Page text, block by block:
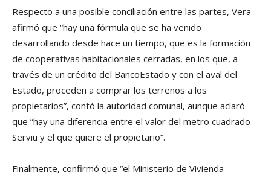
Respecto a una posible conciliación entre las partes, Vera
afirmó que “hay una fórmula que se ha venido
desarrollando desde hace un tiempo, que es la formación
de cooperativas habitacionales cerradas, en los que, a
través de un crédito del BancoEstado y con el aval del
Estado, proceden a comprar los terrenos a los
propietarios”, contó la autoridad comunal, aunque aclaró
que “hay una diferencia entre el valor del metro cuadrado
Serviu y el que quiere el propietario”.
Finalmente, confirmó que “el Ministerio de Vivienda